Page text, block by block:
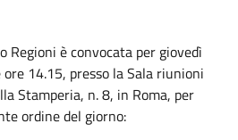
Regioni è convocata per giovedì
14.15, presso la Sala riunioni
Stamperia, n. 8, in Roma, per
ordine del giorno: